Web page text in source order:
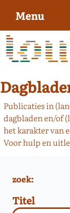
Publicaties in
dagbladen en/of
het karakter van
Voor hulp en
zoek:
Titel
Menu